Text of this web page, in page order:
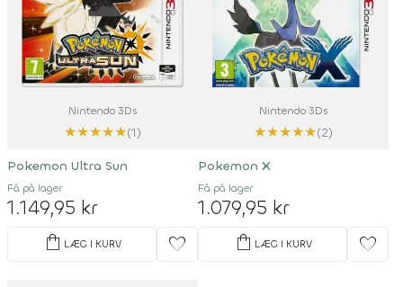
Nintendo 3Ds
★★★★★(1)
Pokemon Ultra Sun
Få på lager
1.149,95 kr
shopping_bag LÆG I KURV favorite
Nintendo 3Ds
★★★★★(2)
Pokemon X
Få på lager
1.079,95 kr
shopping_bag LÆG I KURV favorite